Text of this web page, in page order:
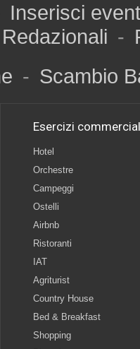
Inserisci
Redazionali -
- Scambio
Esercizi
Hotel
Orchestre
Campeggi
Ostelli
Airbnb
Ristoranti
IAT
Agriturist
Country House
Bed & Breakfast
Shopping